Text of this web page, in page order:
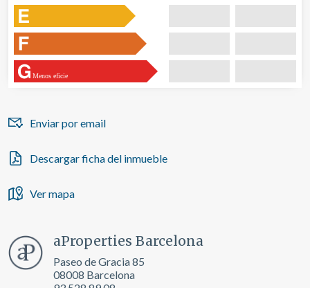
Menos eficie
Enviar por email
Descargar ficha del inmueble
Ver mapa
aProperties Barcelona
Paseo de Gracia 85
08008 Barcelona
navegación. Gracias a ellas, podemos conocer los hábitos
de navegación en el sitio web y mostrar publicidad
relacionada con el perfil de navegación del usuario.